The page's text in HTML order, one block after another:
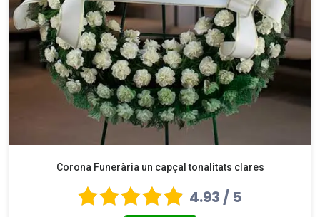
Corona Funerària un capçal tonalitats clares
4.93 / 5